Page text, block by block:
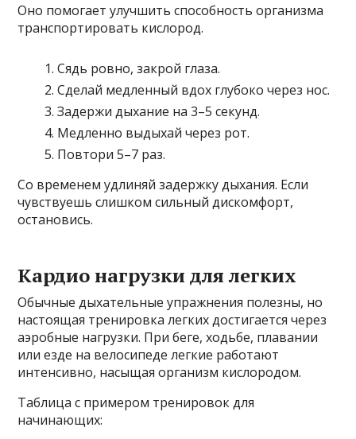
Оно помогает улучшить способность организма
транспортировать кислород.
Сядь ровно, закрой глаза.
Сделай медленный вдох глубоко через нос.
Задержи дыхание на 3–5 секунд.
Медленно выдыхай через рот.
Повтори 5–7 раз.
Со временем удлиняй задержку дыхания. Если
чувствуешь слишком сильный дискомфорт,
остановись.
Кардио нагрузки для легких
Обычные дыхательные упражнения полезны, но
настоящая тренировка легких достигается через
аэробные нагрузки. При беге, ходьбе, плавании
или езде на велосипеде легкие работают
интенсивно, насыщая организм кислородом.
Таблица с примером тренировок для
начинающих: